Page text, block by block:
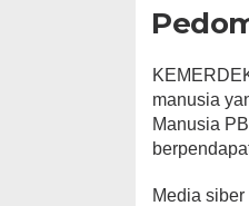
|
November
2019
By
manusia
Manusia
Media